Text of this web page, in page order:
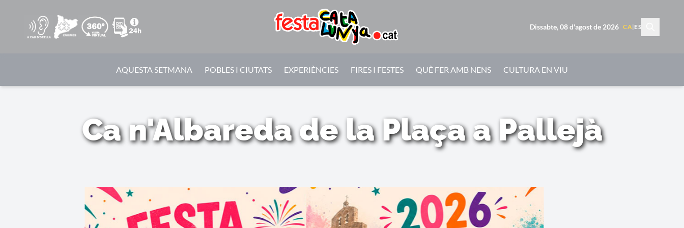
Dissabte, 08 d'agost de 2026 CA| ES
AQUESTA SETMANA POBLES I CIUTATS EXPERIÈNCIES FIRES I FESTES QUÈ FER AMB NENS CULTURA EN VIU
Ca n'Albareda de la Plaça a Pallejà